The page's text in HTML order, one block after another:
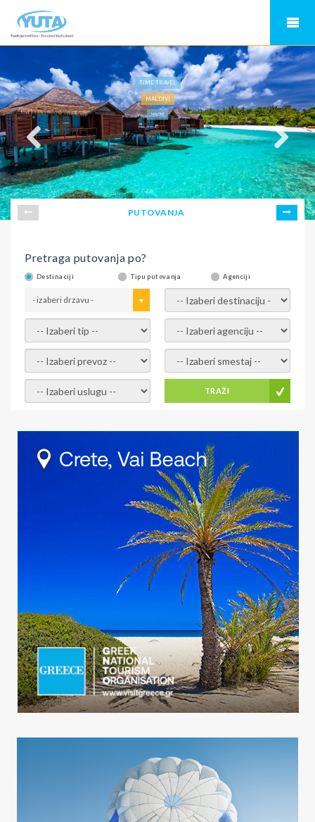
TIME TRAVEL
MALDIVI
MALDIVI
PUTOVANJA
Pretraga putovanja po?
Destinaciji Tipu putovanja Agenciji
- izaberi drzavu - - izaberi destinaciju -
- izaberi tip - - izaberi agenciju -
- izaberi prevoz - - Izaberite smestaj -
- Izaberite uslugu - TRAŽI